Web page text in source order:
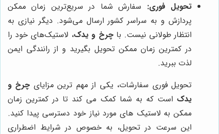
تحویل فوری: سفارش شما در سریع‌ترین زمان ممکن
پردازش و به سراسر کشور ارسال می‌شود. دیگر نیازی به
انتظار طولانی نیست. باچرخ و یدک، لاستیک‌های خود را
در کمترین زمان ممکن تحویل بگیرید و از رانندگی ایمن
لذت ببرید.
تحویل فوری سفارشات، یکی از مهم ترین مزایای چرخ و
یدک است که به شما کمک می کند تا در کمترین زمان
ممکن به لاستیک های مورد نیاز خود دسترسی پیدا کنید.
این سرعت در تحویل، به خصوص در شرایط اضطراری